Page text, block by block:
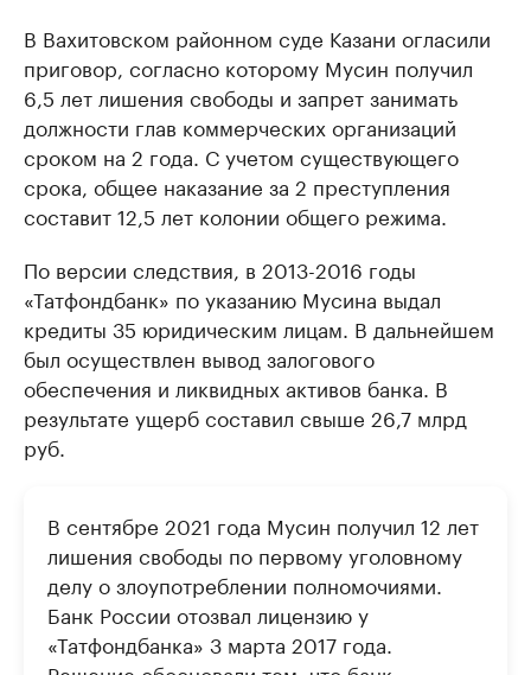
В Вахитовском районном суде Казани огласили
приговор, согласно которому Мусин получил
6,5 лет лишения свободы и запрет занимать
должности глав коммерческих организаций
сроком на 2 года. С учетом существующего
срока, общее наказание за 2 преступления
составит 12,5 лет колонии общего режима.
По версии следствия, в 2013-2016 годы
«Татфондбанк» по указанию Мусина выдал
кредиты 35 юридическим лицам. В дальнейшем
был осуществлен вывод залогового
обеспечения и ликвидных активов банка. В
результате ущерб составил свыше 26,7 млрд
руб.
В сентябре 2021 года Мусин получил 12 лет
лишения свободы по первому уголовному
делу о злоупотреблении полномочиями.
Банк России отозвал лицензию у
«Татфондбанка» 3 марта 2017 года.